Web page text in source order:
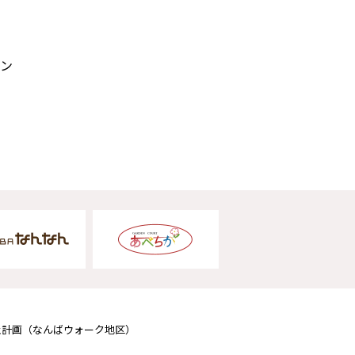
画（なんばウォーク地区）